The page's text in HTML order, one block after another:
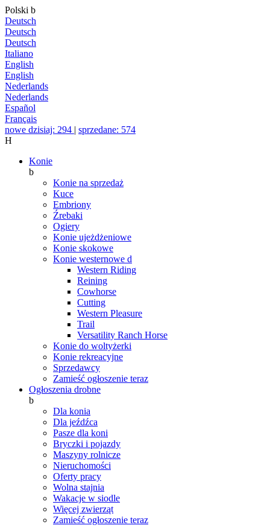
Polski b
Deutsch
Deutsch
Deutsch
Italiano
English
English
Nederlands
Nederlands
Español
Français
nowe dzisiaj: 294 | sprzedane: 574
H
Konie
b
Konie na sprzedaż
Kuce
Embriony
Źrebaki
Ogiery
Konie ujeżdżeniowe
Konie skokowe
Konie westernowe d
Western Riding
Reining
Cowhorse
Cutting
Western Pleasure
Trail
Versatility Ranch Horse
Konie do woltyżerki
Konie rekreacyjne
Sprzedawcy
Zamieść ogłoszenie teraz
Ogłoszenia drobne
b
Dla konia
Dla jeźdźca
Pasze dla koni
Bryczki i pojazdy
Maszyny rolnicze
Nieruchomości
Oferty pracy
Wolna stajnia
Wakacje w siodle
Więcej zwierząt
Zamieść ogłoszenie teraz